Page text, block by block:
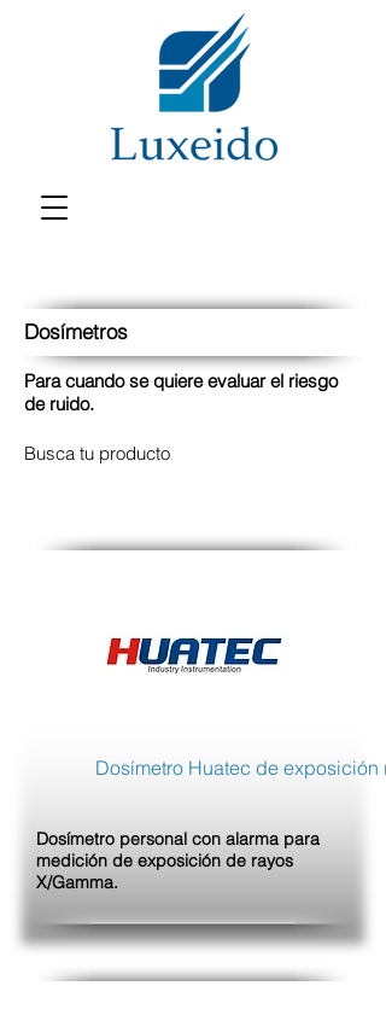
Dosímetros
Para cuando se quiere evaluar el riesgo
de ruido.
Busca tu producto
Dosímetro Huatec de exposición
Dosímetro personal con alarma para
medición de exposición de rayos
X/Gamma.